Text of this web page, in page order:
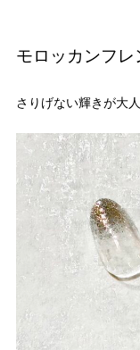
モロッカンフレ
さりげない輝きが大